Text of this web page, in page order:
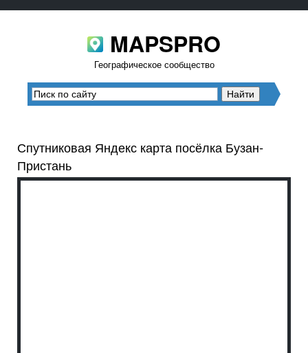
MAPSPRO
Географическое сообщество
Спутниковая Яндекс карта посёлка Бузан-
Пристань